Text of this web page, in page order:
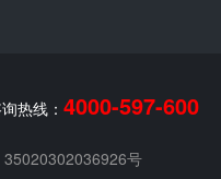
热线： 4000-597-600
35020302036926号